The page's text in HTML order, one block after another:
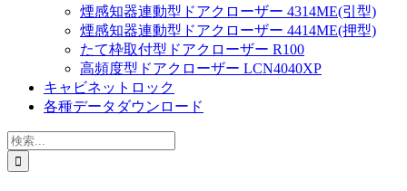
煙感知器連動型ドアクローザー 4314ME(引型)
煙感知器連動型ドアクローザー 4414ME(押型)
たて枠取付型ドアクローザー R100
高頻度型ドアクローザー LCN4040XP
キャビネットロック
各種データダウンロード
検
索
…